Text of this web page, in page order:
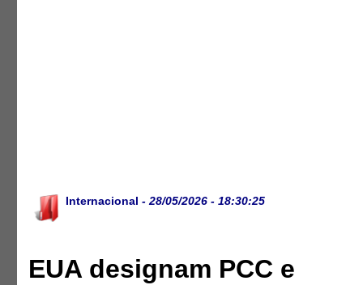
Internacional - 28/05/2026 - 18:30:25
EUA designam PCC e